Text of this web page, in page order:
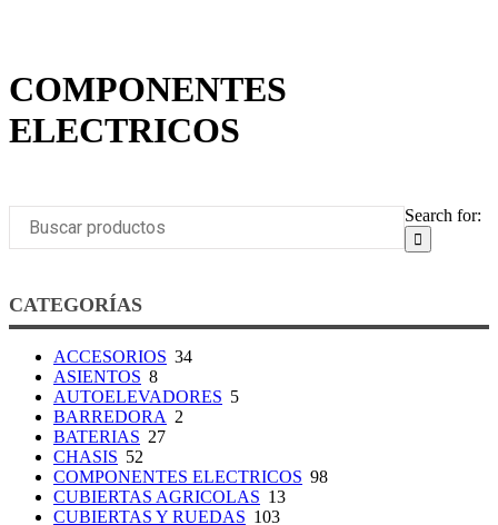
COMPONENTES
ELECTRICOS
Search for:
CATEGORÍAS
ACCESORIOS 34
ASIENTOS 8
AUTOELEVADORES 5
BARREDORA 2
BATERIAS 27
CHASIS 52
COMPONENTES ELECTRICOS 98
CUBIERTAS AGRICOLAS 13
CUBIERTAS Y RUEDAS 103